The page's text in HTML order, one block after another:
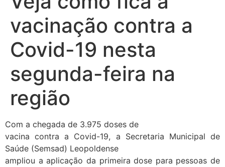
vacinação contra a
Covid-19 nesta
segunda-feira na
região
Com a chegada de 3.975 doses de
vacina contra a Covid-19, a Secretaria Municipal de
Saúde (Semsad) Leopoldense
ampliou a aplicação da primeira dose para pessoas de